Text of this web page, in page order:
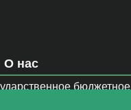
О нас
бюджетное